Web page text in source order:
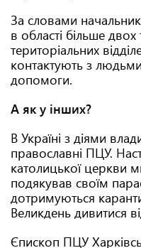
За словами
в області більше
територіальних
контактують з
допомоги.
А як у інших?
В Україні з діями
православні ПЦУ.
католицької церкви
подякував своїм
дотримуються
Великдень дивитися
Єпископ ПЦУ